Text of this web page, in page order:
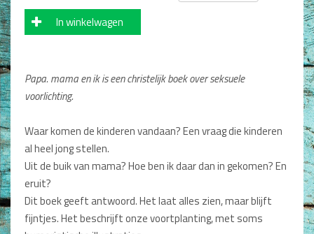
Kinderboeken
Voorlezen
Zelf lezen
Doeboeken
Cadeauboeken
Gideonietjes
Dagboeken
In winkelwagen
Papa. mama en ik is een christelijk boek over seksuele
voorlichting.
Waar komen de kinderen vandaan? Een vraag die kinderen
al heel jong stellen.
Uit de buik van mama? Hoe ben ik daar dan in gekomen? En
eruit?
Dit boek geeft antwoord. Het laat alles zien, maar blijft
fijntjes. Het beschrijft onze voortplanting, met soms